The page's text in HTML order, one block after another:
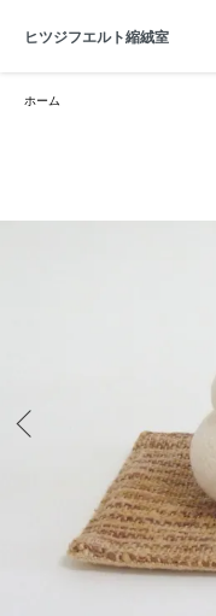
ヒツジフエルト縮絨室
ホーム